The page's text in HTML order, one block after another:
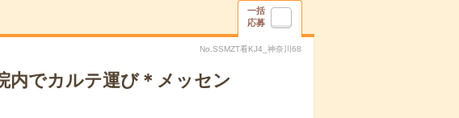
一括
応募
No.SSMZT看KJ4_神奈川68
内でカルテ運び＊メッセン